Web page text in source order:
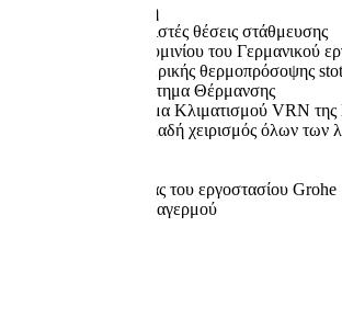
Υπόγεια Αποθήκη
Δύο υπόγειες κλειστές θέσεις στάθμευσης
Κουφώματα Αλουμινίου του Γερμανικού
Συστήματα Εξωτερικής θερμοπρόσοψης
Ενδοδαπέδιο Σύστημα Θέρμανσης
Αυτόνομο Σύστημα Κλιματισμού VRN
Έξυπνο σπίτι, δηλαδή χειρισμός όλων
Είδη Κρουνοποιίας του εργοστασίου Grohe
Εγκατάσταση Συναγερμού